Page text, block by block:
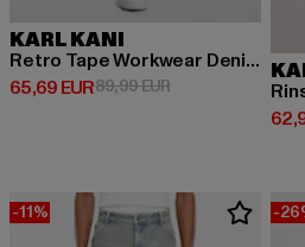
KARL KANI
Retro Tape Workwear Denim Loose Fit
65,69 EUR
Derzeitiger Preis: 65,69 EUR
89,99 EURAktionspreis:
-11% -